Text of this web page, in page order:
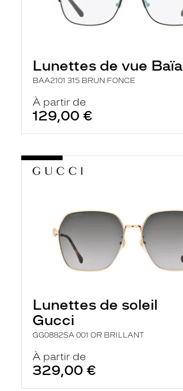
Lunettes de vue Baïa
BAA2101 315 BRUN FONCE
À partir de
129,00 €
Lunettes de soleil
Gucci
GG0882SA 001 OR BRILLANT
À partir de
329,00 €